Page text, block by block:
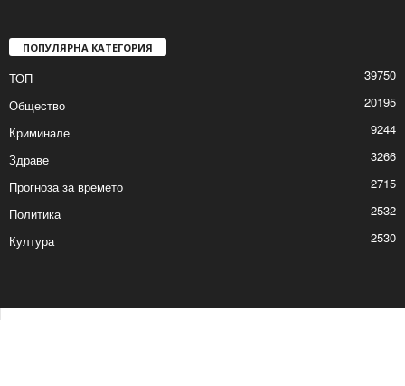
ПОПУЛЯРНА КАТЕГОРИЯ
ТОП
39750
Общество
20195
Криминале
9244
Здраве
3266
Прогноза за времето
2715
Политика
2532
Култура
2530